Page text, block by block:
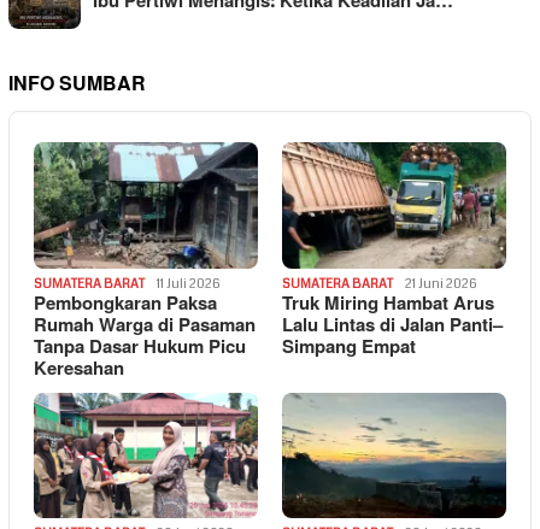
INFO SUMBAR
SUMATERA BARAT 11 Juli 2026
Pembongkaran Paksa
Rumah Warga di Pasaman
Tanpa Dasar Hukum Picu
Keresahan
SUMATERA BARAT 21 Juni 2026
Truk Miring Hambat Arus
Lalu Lintas di Jalan Panti–
Simpang Empat